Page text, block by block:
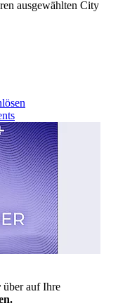
ausgewählten City
über auf Ihre